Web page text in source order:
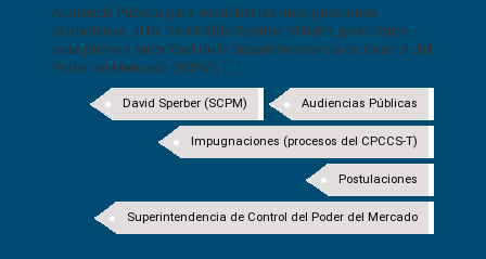
Audiencia Pública para escuchar las impugnaciones
ciudadanas, al Dr. David Aldo Sperber Vilhelm, postulante
para primera autoridad de la Superintendencia de Control del
Poder de Mercado (SCPM), [...]
Audiencias Públicas
David Sperber (SCPM)
Impugnaciones (procesos del CPCCS-T)
Postulaciones
Superintendencia de Control del Poder del Mercado